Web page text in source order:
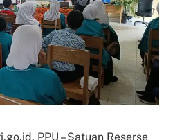
PPU – Satuan Reserse